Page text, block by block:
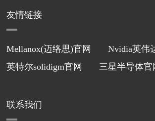
友情链接
Mellanox(迈络思)官网
Nvidia英伟
英特尔solidigm官网
三星半导体官
联系我们